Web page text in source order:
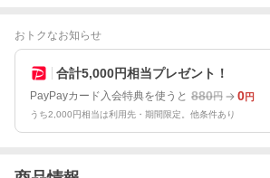
おトクなお知らせ
合計5,000円相当プレゼント！
PayPayカード入会特典を使うと 880円 0円
うち2,000円相当は利用先・期間限定。他条件あり